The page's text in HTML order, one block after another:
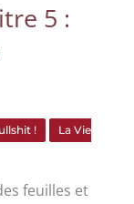
5 :
!
La Vie
feuilles et